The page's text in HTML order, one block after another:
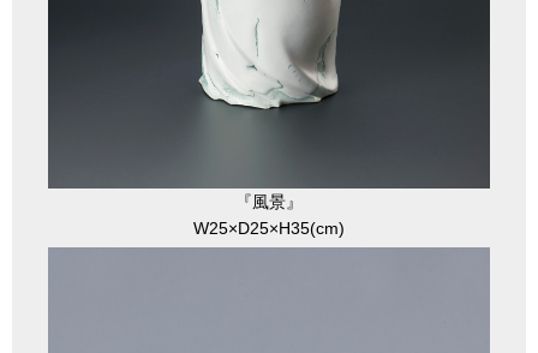
『風景』
W25×D25×H35(cm)